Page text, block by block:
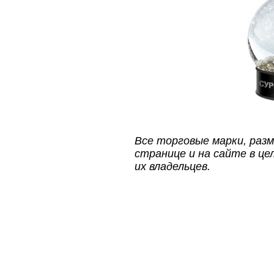
Все торговые марки,
странице и на сайте в
их владельцев.